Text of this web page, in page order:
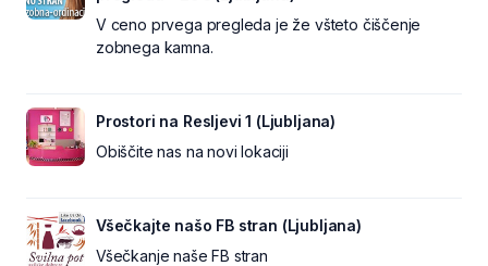
V ceno prvega pregleda je že všteto čiščenje
zobnega kamna.
Prostori na Resljevi 1 (Ljubljana)
Obiščite nas na novi lokaciji
Všečkajte našo FB stran (Ljubljana)
Všečkanje naše FB stran